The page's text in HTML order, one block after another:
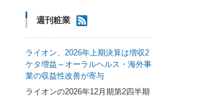
週刊粧業
ライオン、2026年上期決算は増収2
ケタ増益～オーラルヘルス・海外事
業の収益性改善が寄与
ライオンの2026年12月期第2四半期